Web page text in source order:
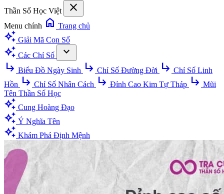
Thần Số Học Việt close
Menu chính home Trang chủ
auto_awesome Giải Mã Con Số
auto_awesome Các Chỉ Số
expand_more
subdirectory_arrow_right Biểu Đồ Ngày Sinh subdirectory_arrow_right Chỉ Số Đường Đời subdirectory_arrow_right Chỉ Số Linh
Hồn subdirectory_arrow_right Chỉ Số Nhân Cách subdirectory_arrow_right Đỉnh Cao Kim Tự Tháp subdirectory_arrow_right Mũi
Tên Thần Số Học
auto_awesome Cung Hoàng Đạo
auto_awesome Ý Nghĩa Tên
auto_awesome Khám Phá Định Mệnh